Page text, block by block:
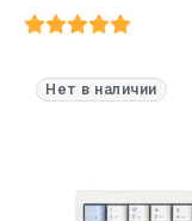
Нет в наличии